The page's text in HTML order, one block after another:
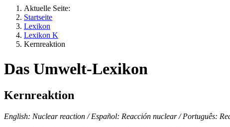
Aktuelle Seite:
Startseite
Lexikon
Lexikon K
Kernreaktion
Das Umwelt-Lexikon
Kernreaktion
English: Nuclear reaction / Español: Reacción nuclear / Português: